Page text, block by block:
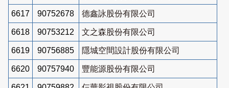
6617 90752678 德鑫詠股份有限公司
6618 90753212 文之森股份有限公司
6619 90756885 隱城空間設計股份有限公司
6620 90757940 豐能源股份有限公司